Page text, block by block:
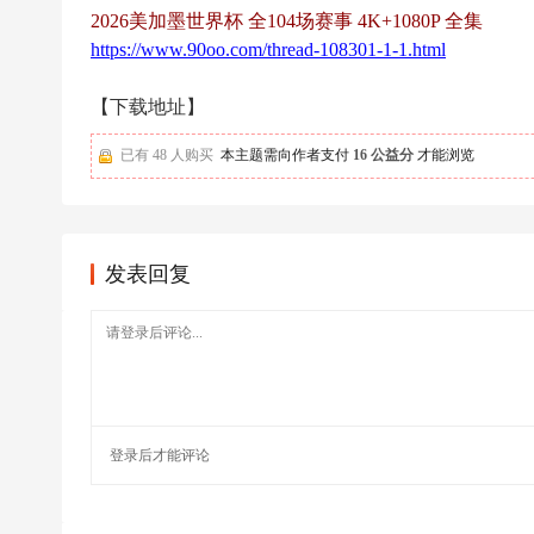
2026美加墨世界杯 全104场赛事 4K+1080P 全集
https://www.90oo.com/thread-108301-1-1.html
【下载地址】
已有 48 人购买 本主题需向作者支付 16 公益分 才能浏览
发表回复
登录后才能评论